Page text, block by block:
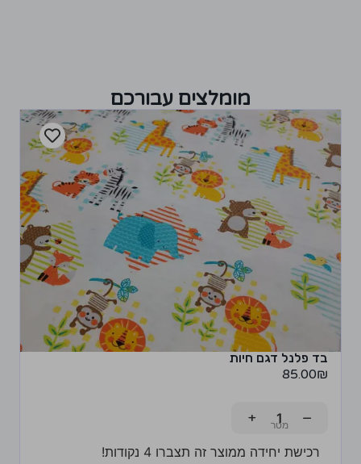
מומלצים עבורכם
בד פלנל דגם חיות
85.00₪
−
+
רכישת יחידה ממוצר זה תצברו 4 נקודות!